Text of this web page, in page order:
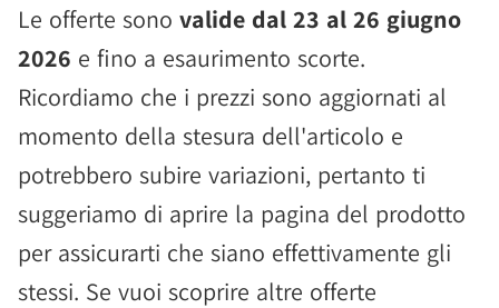
Le offerte sono valide dal 23 al 26 giugno
2026 e fino a esaurimento scorte.
Ricordiamo che i prezzi sono aggiornati al
momento della stesura dell'articolo e
potrebbero subire variazioni, pertanto ti
suggeriamo di aprire la pagina del prodotto
per assicurarti che siano effettivamente gli
stessi. Se vuoi scoprire altre offerte